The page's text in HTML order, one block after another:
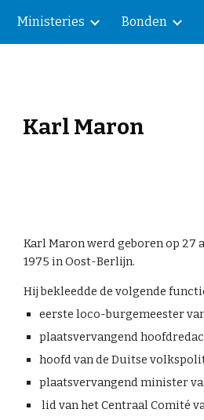
Skip
Ministeries Bonden
Karl Maron
Karl Maron werd geboren op 27
1975 in Oost-Berlijn.
Hij bekleedde de volgende
eerste loco-burgemeester
plaatsvervangend
hoofd van de Duitse
plaatsvervangend minister
lid van het Centraal Comité